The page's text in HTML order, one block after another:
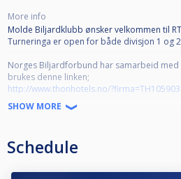
More info
Molde Biljardklubb ønsker velkommen til
Turneringa er open for både divisjon 1 og
Norges Biljardforbund har samarbeid
brukes denne linken;
http://www.thonhotels.no/?firma=TH105903
har vi fire stk. Diamond Pro-AM, og vi har
SHOW MORE
Schedule